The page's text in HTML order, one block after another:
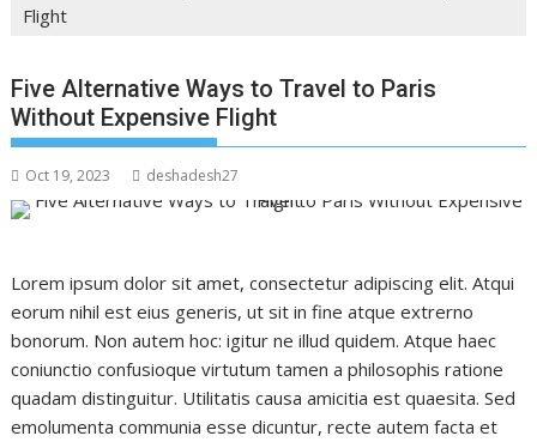
Flight
Five Alternative Ways to Travel to Paris
Without Expensive Flight
Oct 19, 2023 deshadesh27
Lorem ipsum dolor sit amet, consectetur adipiscing elit. Atqui
eorum nihil est eius generis, ut sit in fine atque extrerno
bonorum. Non autem hoc: igitur ne illud quidem. Atque haec
coniunctio confusioque virtutum tamen a philosophis ratione
quadam distinguitur. Utilitatis causa amicitia est quaesita. Sed
emolumenta communia esse dicuntur, recte autem facta et